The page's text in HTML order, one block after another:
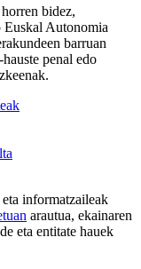
bidez,
Euskal Autonomia
barruan
penal edo
informatzaileak
arautua, ekainaren
eta entitate hauek